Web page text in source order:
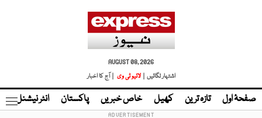
AUGUST 08, 2026
اشتہار لگائیں |
لائیو ٹی وی | آج کا اخبار
صفحۂ اول تازہ ترین کھیل خاص خبریں پاکستان انٹر نیشنل